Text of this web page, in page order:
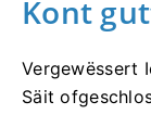
Kont
Vergewëssert
Säit